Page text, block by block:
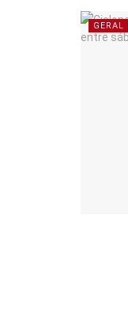
GERAL